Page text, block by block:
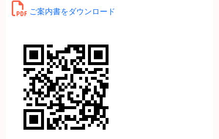
ご案内書をダウンロード